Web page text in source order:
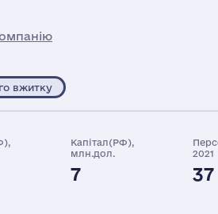
вжитку
Капітал(РФ),
млн.дол.
7
2021
37